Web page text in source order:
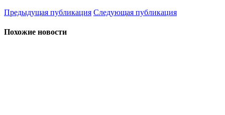
Предыдущая публикация Следующая публикация
Похожие новости